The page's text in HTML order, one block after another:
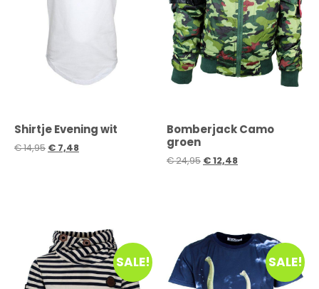
Shirtje Evening wit
€14,95 € 7,48
Bomberjack Camo
groen
€24,95 €12,48
SALE! SALE!